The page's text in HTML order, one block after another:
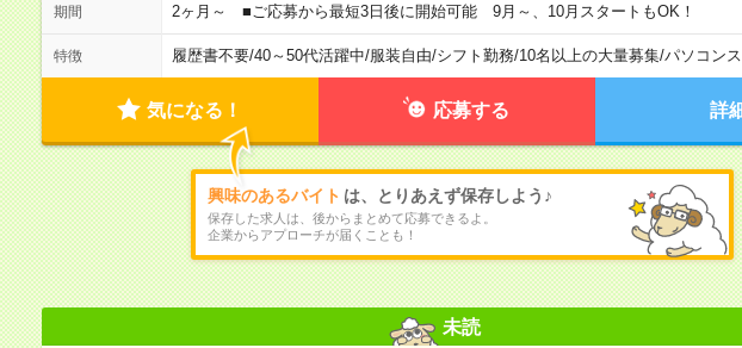
期間 2ヶ月～ ■ご応募から最短3日後に開始可能 9月～、10月スタートもOK！
特徴 履歴書不要/40～50代活躍中/服装自由/シフト勤務/10名以上の大量募集/パソコン
気になる！ 応募する 詳
興味のあるバイト は、とりあえず保存しよう♪
保存した求人は、後からまとめて応募できるよ。
企業からアプローチが届くことも！
未読